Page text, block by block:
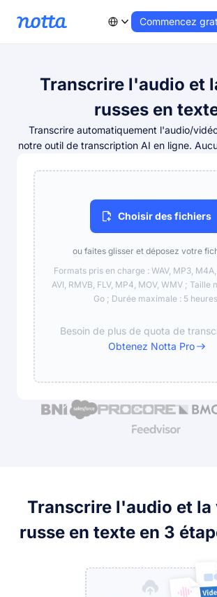
Commencez
Transcrire l'audio et
russes en
Transcrire automatiquement l'audio/
notre outil de transcription AI en ligne.
Choisir des fichiers
ou faites glisser et déposez votre
Formats pris en charge : WAV, MP3, M4A,
AVI, RMVB, FLV, MP4, MOV, WMV ; Taille
Go ; Durée maximale : 5
Besoin de plus de quota de
Obtenez Notta Pro
Transcrire l'audio et la
russe en texte en 3